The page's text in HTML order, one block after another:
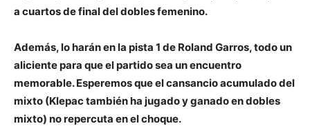
a cuartos de final del dobles femenino.
Además, lo harán en la pista 1 de Roland Garros, todo un
aliciente para que el partido sea un encuentro
memorable. Esperemos que el cansancio acumulado del
mixto (Klepac también ha jugado y ganado en dobles
mixto) no repercuta en el choque.